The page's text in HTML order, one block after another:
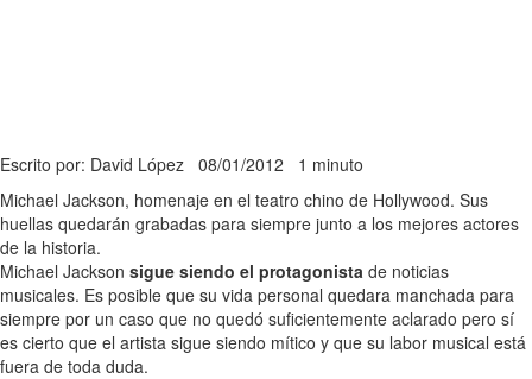
Escrito por: David López 08/01/2012 1 minuto
Michael Jackson, homenaje en el teatro chino de Hollywood. Sus
huellas quedarán grabadas para siempre junto a los mejores actores
de la historia.
Michael Jackson sigue siendo el protagonista de noticias
musicales. Es posible que su vida personal quedara manchada para
siempre por un caso que no quedó suficientemente aclarado pero sí
es cierto que el artista sigue siendo mítico y que su labor musical está
fuera de toda duda.